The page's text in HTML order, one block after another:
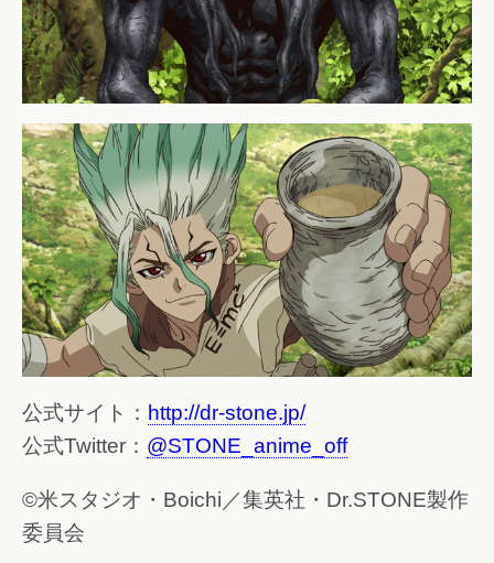
公式サイト： http://dr-stone.jp/
公式Twitter： @STONE_anime_off
©米スタジオ・Boichi／集英社・Dr.STONE製作
委員会